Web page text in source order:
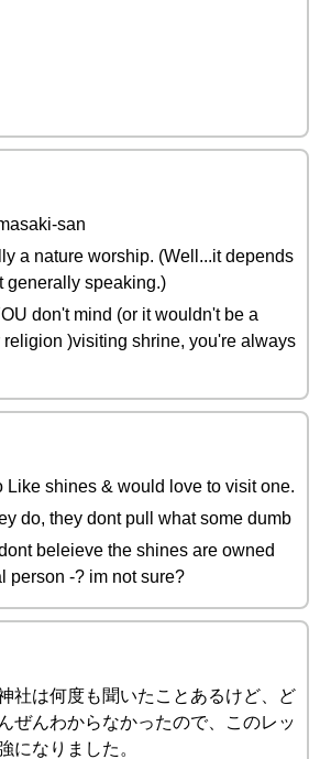
san
a nature worship. (Well...it depends
generally speaking.)
don't mind (or it wouldn't be a
religion )visiting shrine, you're always
Like shines & would love to visit one.
do, they dont pull what some dumb
beleieve the shines are owned
person -? im not sure?
社は何度も聞いたことあるけど、ど
ぜんわからなかったので、このレッ
になりました。